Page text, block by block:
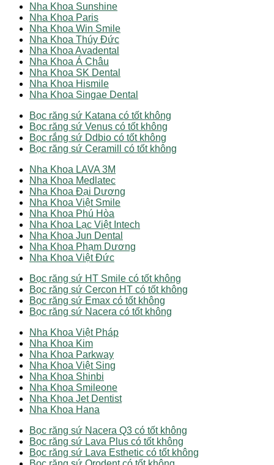
Nha Khoa Sunshine
Nha Khoa Paris
Nha Khoa Win Smile
Nha Khoa Thúy Đức
Nha Khoa Avadental
Nha Khoa Á Châu
Nha Khoa SK Dental
Nha Khoa Hismile
Nha Khoa Singae Dental
Bọc răng sứ Katana có tốt không
Bọc răng sứ Venus có tốt không
Bọc rắng sứ Ddbio có tốt không
Bọc răng sứ Ceramill có tốt không
Nha Khoa LAVA 3M
Nha Khoa Medlatec
Nha Khoa Đại Dương
Nha Khoa Việt Smile
Nha Khoa Phú Hòa
Nha Khoa Lạc Việt Intech
Nha Khoa Jun Dental
Nha Khoa Phạm Dương
Nha Khoa Việt Đức
Bọc răng sứ HT Smile có tốt không
Bọc răng sứ Cercon HT có tốt không
Bọc răng sứ Emax có tốt không
Bọc răng sứ Nacera có tốt không
Nha Khoa Việt Pháp
Nha Khoa Kim
Nha Khoa Parkway
Nha Khoa Việt Sing
Nha Khoa Shinbi
Nha Khoa Smileone
Nha Khoa Jet Dentist
Nha Khoa Hana
Bọc răng sứ Nacera Q3 có tốt không
Bọc răng sứ Lava Plus có tốt không
Bọc răng sứ Lava Esthetic có tốt không